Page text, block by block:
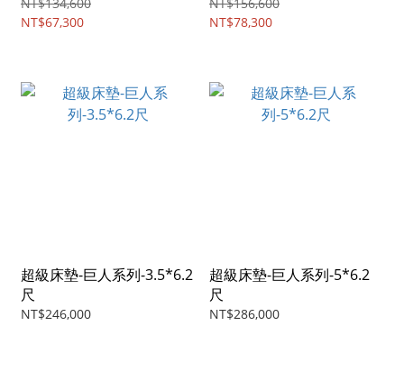
NT$67,300
NT$78,300
超級床墊-巨人系列-3.5*6.2
尺
NT$246,000
超級床墊-巨人系列-5*6.2
尺
NT$286,000